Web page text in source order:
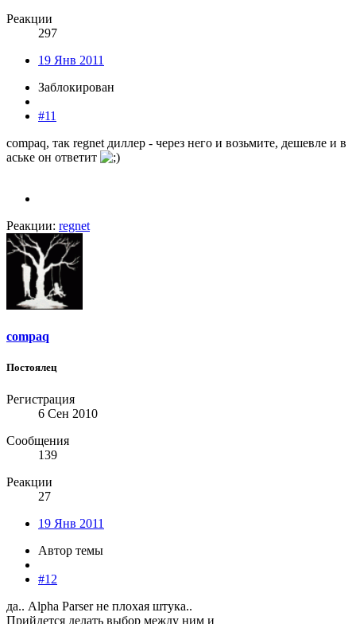
Реакции
297
19 Янв 2011
Заблокирован
#11
compaq, так regnet диллер - через него и возьмите, дешевле и в
аське он ответит
Реакции: regnet
compaq
Постоялец
Регистрация
6 Сен 2010
Сообщения
139
Реакции
27
19 Янв 2011
Автор темы
#12
да.. Alpha Parser не плохая штука..
Прийдется делать выбор между ним и